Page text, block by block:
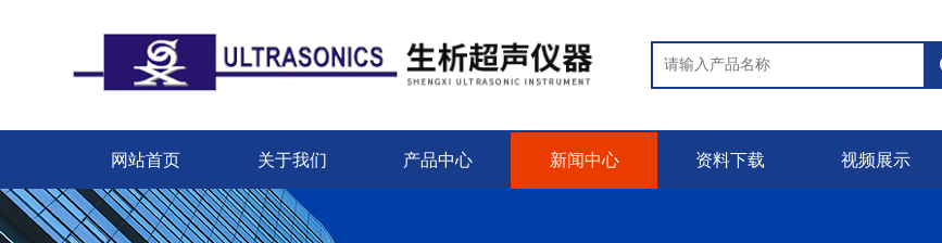
网站首页 关于我们 产品中心 新闻中心 资料下载 视频展示